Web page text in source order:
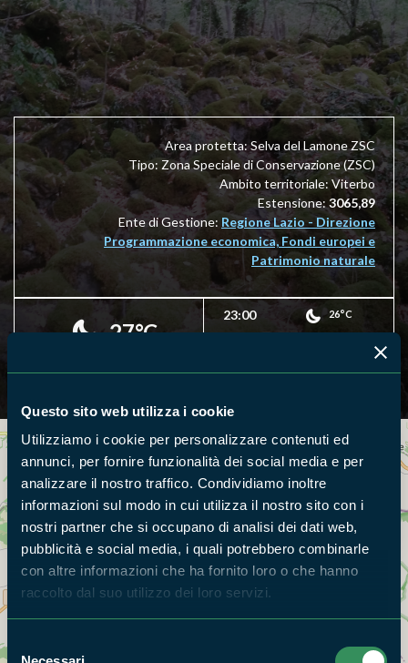
Questo sito web utilizza i cookie
Utilizziamo i cookie per personalizzare contenuti ed
annunci, per fornire funzionalità dei social media e per
analizzare il nostro traffico. Condividiamo inoltre
informazioni sul modo in cui utilizza il nostro sito con i
nostri partner che si occupano di analisi dei dati web,
pubblicità e social media, i quali potrebbero combinarle
con altre informazioni che ha fornito loro o che hanno
raccolto dal suo utilizzo dei loro servizi.
Area protetta: Selva del Lamone ZSC
Tipo: Zona Speciale di Conservazione (ZSC)
Ambito territoriale: Viterbo
Estensione:3065,89
Ente di Gestione: Regione Lazio - Direzione
Programmazione economica, Fondi europei e
Patrimonio naturale
27°C
23:00 26°C
Cerca nella mappa OPZIONI